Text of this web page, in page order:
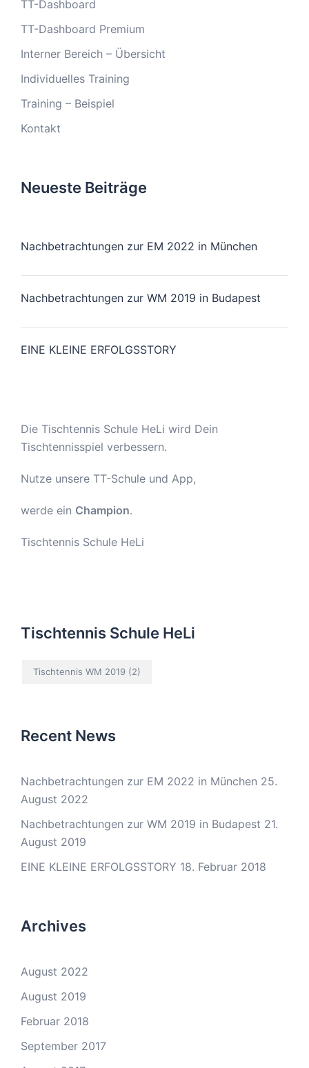
TT-Dashboard
TT-Dashboard Premium
Interner Bereich – Übersicht
Individuelles Training
Training – Beispiel
Kontakt
Neueste Beiträge
Nachbetrachtungen zur EM 2022 in München
Nachbetrachtungen zur WM 2019 in Budapest
EINE KLEINE ERFOLGSSTORY
Die Tischtennis Schule HeLi wird Dein
Tischtennisspiel verbessern.
Nutze unsere TT-Schule und App,
werde ein Champion.
Tischtennis Schule HeLi
Tischtennis Schule HeLi
Tischtennis WM 2019 (2)
Recent News
Nachbetrachtungen zur EM 2022 in München 25.
August 2022
Nachbetrachtungen zur WM 2019 in Budapest 21.
August 2019
EINE KLEINE ERFOLGSSTORY 18. Februar 2018
Archives
August 2022
August 2019
Februar 2018
September 2017